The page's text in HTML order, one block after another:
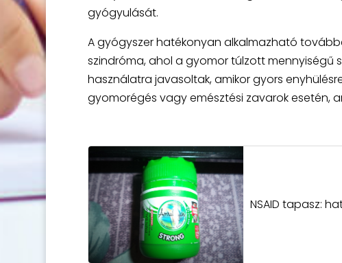
gyógyulását.
A gyógyszer hatékonyan alkalmazható
szindróma, ahol a gyomor túlzott mennyiségű
használatra javasoltak, amikor gyors
gyomorégés vagy emésztési zavarok esetén,
NSAID tapasz: